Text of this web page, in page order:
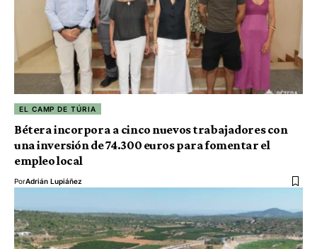
EL CAMP DE TÚRIA
Bétera incorpora a cinco nuevos trabajadores con
una inversión de 74.300 euros para fomentar el
empleo local
PorAdrián Lupiáñez